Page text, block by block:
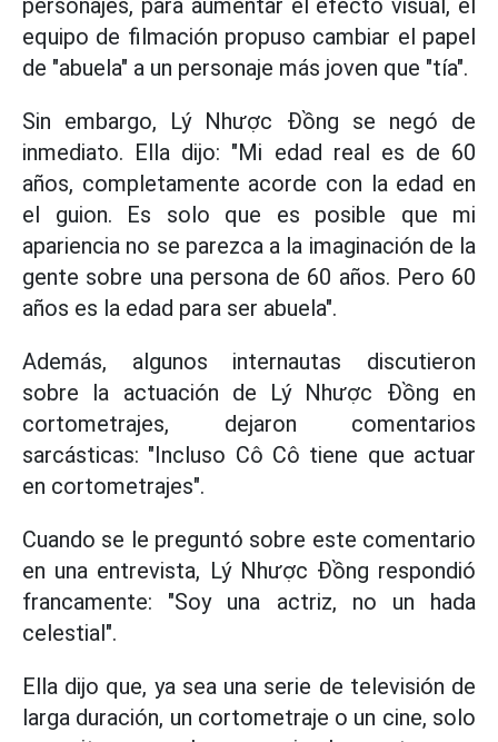
personajes, para aumentar el efecto visual, el
equipo de filmación propuso cambiar el papel
de "abuela" a un personaje más joven que "tía".
Sin embargo, Lý Nhược Đồng se negó de
inmediato. Ella dijo: "Mi edad real es de 60
años, completamente acorde con la edad en
el guion. Es solo que es posible que mi
apariencia no se parezca a la imaginación de la
gente sobre una persona de 60 años. Pero 60
años es la edad para ser abuela".
Además, algunos internautas discutieron
sobre la actuación de Lý Nhược Đồng en
cortometrajes, dejaron comentarios
sarcásticas: "Incluso Cô Cô tiene que actuar
en cortometrajes".
Cuando se le preguntó sobre este comentario
en una entrevista, Lý Nhược Đồng respondió
francamente: "Soy una actriz, no un hada
celestial".
Ella dijo que, ya sea una serie de televisión de
larga duración, un cortometraje o un cine, solo